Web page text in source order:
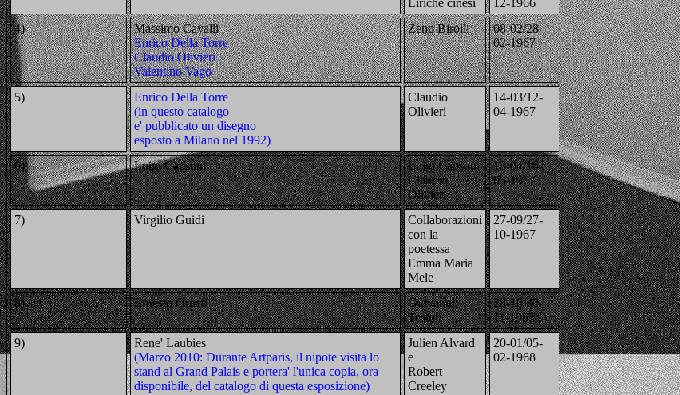
Liriche cinesi
12-1966
4)
Massimo Cavalli
Enrico Della Torre
Claudio Olivieri
Valentino Vago
Zeno Birolli
08-02/28-
02-1967
5)
Enrico Della Torre
(in questo catalogo
e' pubblicato un disegno
esposto a Milano nel 1992)
Claudio
Olivieri
14-03/12-
04-1967
6) Luigi Capsoni
Luigi Capsoni
Claudio
Olivieri
13-04/16-
05-1967
7) Virgilio Guidi
Collaborazioni
con la
poetessa
Emma Maria
Mele
27-09/27-
10-1967
8) Ernesto Ornati
Giovanni
Testori
28-10/30-
11-1967
9)
Rene' Laubies
(Marzo 2010: Durante Artparis, il nipote visita lo
stand al Grand Palais e portera' l'unica copia, ora
disponibile, del catalogo di questa esposizione)
Julien Alvard
e
Robert
Creeley
20-01/05-
02-1968